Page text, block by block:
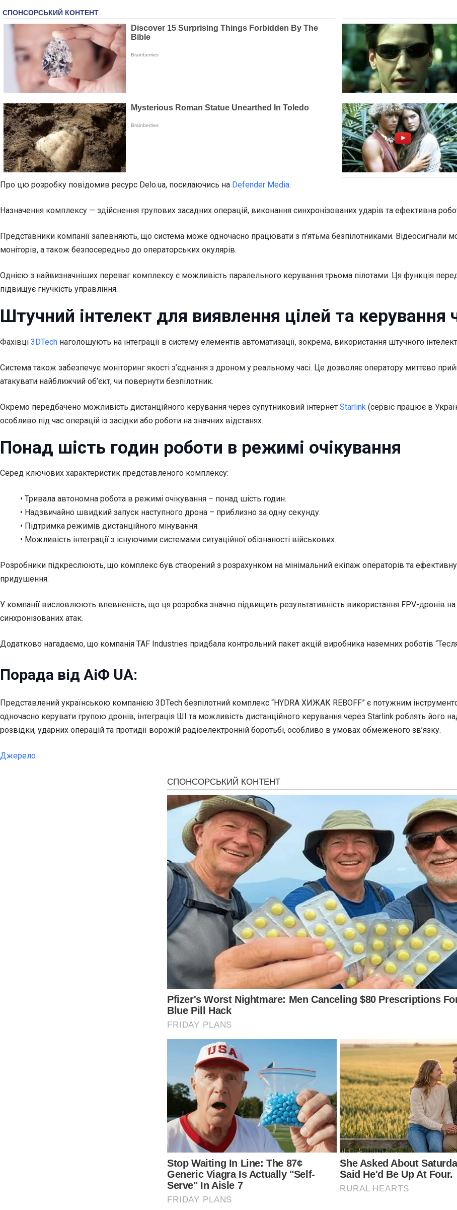
Про цю розробку повідомив ресурс Delo.ua, посилаючись на Defender Media.
Назначення комплексу — здійснення групових засадних операцій, виконання синхронізованих ударів та ефективна
Представники компанії запевняють, що система може одночасно працювати з п’ятьма безпілотниками. Відеосигнали
моніторів, а також безпосередньо до операторських окулярів.
Однією з найвизначніших переваг комплексу є можливість паралельного керування трьома пілотами. Ця функція
підвищує гнучкість управління.
Штучний інтелект для виявлення цілей та керування
Фахівці 3DTech наголошують на інтеграції в систему елементів автоматизації, зокрема, використання штучного
Система також забезпечує моніторинг якості з’єднання з дроном у реальному часі. Це дозволяє оператору миттєво
атакувати найближчий об’єкт, чи повернути безпілотник.
Окремо передбачено можливість дистанційного керування через супутниковий інтернет Starlink (сервіс працює в
особливо під час операцій із засідки або роботи на значних відстанях.
Понад шість годин роботи в режимі очікування
Серед ключових характеристик представленого комплексу:
• Тривала автономна робота в режимі очікування – понад шість годин.
• Надзвичайно швидкий запуск наступного дрона – приблизно за одну секунду.
• Підтримка режимів дистанційного мінування.
• Можливість інтеграції з існуючими системами ситуаційної обізнаності військових.
Розробники підкреслюють, що комплекс був створений з розрахунком на мінімальний екіпаж операторів та
придушення.
У компанії висловлюють впевненість, що ця розробка значно підвищить результативність використання FPV-дронів
синхронізованих атак.
Додатково нагадаємо, що компанія TAF Industries придбала контрольний пакет акцій виробника наземних роботів
Порада від АіФ UA:
Представлений українською компанією 3DTech безпілотний комплекс “HYDRA ХИЖАК REBOFF” є потужним
одночасно керувати групою дронів, інтеграція ШІ та можливість дистанційного керування через Starlink роблять його
розвідки, ударних операцій та протидії ворожій радіоелектронній боротьбі, особливо в умовах обмеженого зв’язку.
Джерело